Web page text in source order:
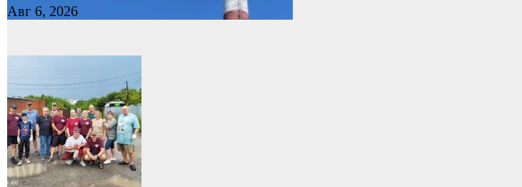
Авг 6, 2026